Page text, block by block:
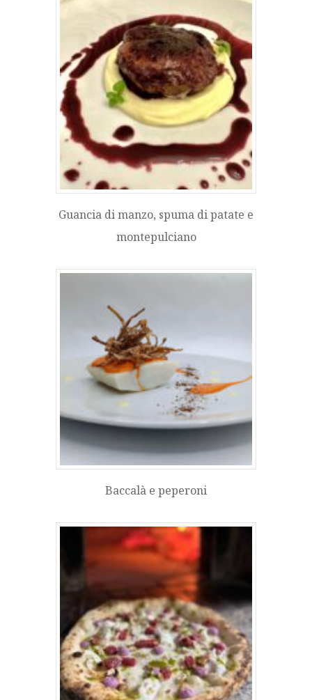
Guancia di manzo, spuma di patate e
montepulciano
Baccalà e peperoni